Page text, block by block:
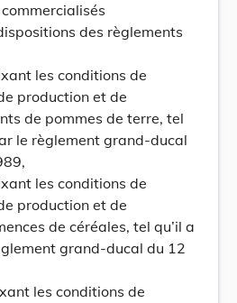
des règlements
les conditions de
production et de
de pommes de terre, tel
le règlement grand-ducal
les conditions de
production et de
de céréales, tel qu’il a
grand-ducal du 12
les conditions de